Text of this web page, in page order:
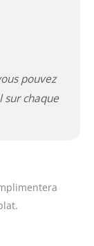
pouvez
sur chaque